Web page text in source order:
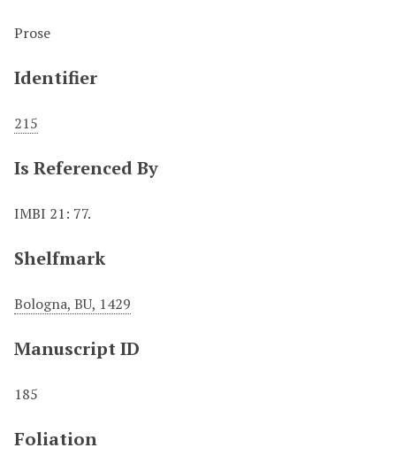
Prose
Identifier
215
Is Referenced By
IMBI 21: 77.
Shelfmark
Bologna, BU, 1429
Manuscript ID
185
Foliation